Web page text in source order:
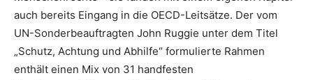
auch bereits Eingang in die OECD-Leitsätze. Der vom
UN-Sonder­beauftragten John Ruggie unter dem Titel
„Schutz, Achtung und Abhilfe“ formulierte Rahmen
enthält einen Mix von 31 handfesten